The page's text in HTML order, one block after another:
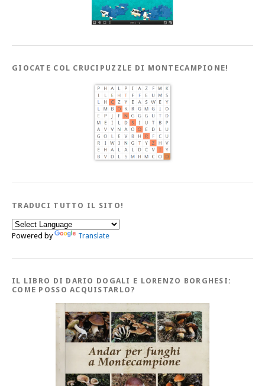
GIOCATE COL CRUCIPUZZLE DI MONTECAMPIONE!
TRADUCI TUTTO IL SITO!
Powered by Translate
IL LIBRO DI DARIO DOGALI E LORENZO BORGHESI:
COME POSSO ACQUISTARLO?